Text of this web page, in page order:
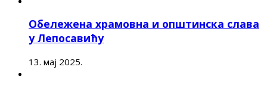
Обележена храмовна и општинска слава
у Лепосавићу
13. мај 2025.